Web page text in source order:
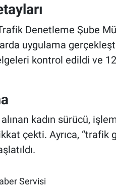
Denetleme Şube
uygulama
kontrol edildi ve
kadın sürücü,
çekti. Ayrıca,
Servisi